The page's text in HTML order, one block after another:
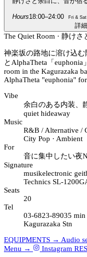
Hours18:00–24:00Fri & Sat
詳
The Quiet Room · 静けさ
神楽坂の路地に溶け込む
とAlphaTheta「euphonia
room in the Kagurazaka
AlphaTheta "euphonia"
Vibe
余白のある内装、
quiet hideaway
Music
R&B / Alternative /
City Pop · Ambient
For
音に集中したい夜
Signature
musikelectronic
Technics SL-
Seats
20
Tel
03-6823-89035 min
Kagurazaka Stn
EQUIPMENTS → Audio
Menu →
Instagram